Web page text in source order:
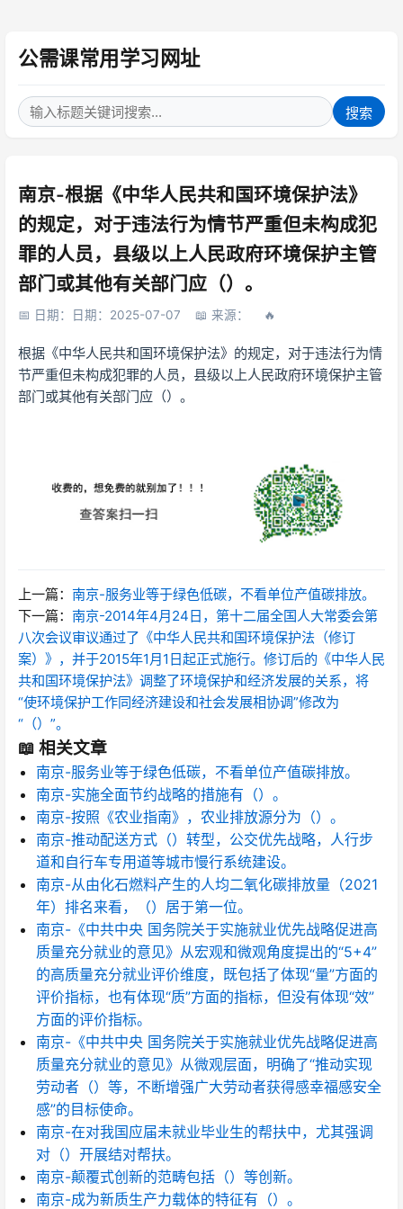
公需课常用学习网址
搜索
南京-根据《中华人民共和国环境保护法》
的规定，对于违法行为情节严重但未构成犯
罪的人员，县级以上人民政府环境保护主管
部门或其他有关部门应（）。
日期：日期：2025-07-07 来源：
根据《中华人民共和国环境保护法》的规定，对于违法行为情
节严重但未构成犯罪的人员，县级以上人民政府环境保护主管
部门或其他有关部门应（）。
上一篇： 南京-服务业等于绿色低碳，不看单位产值碳排放。
下一篇： 南京-2014年4月24日，第十二届全国人大常委会第
八次会议审议通过了《中华人民共和国环境保护法（修订
案）》，并于2015年1月1日起正式施行。修订后的《中华人民
共和国环境保护法》调整了环境保护和经济发展的关系，将
“使环境保护工作同经济建设和社会发展相协调”修改为
“（）”。
📖 相关文章
南京-服务业等于绿色低碳，不看单位产值碳排放。
南京-实施全面节约战略的措施有（）。
南京-按照《农业指南》，农业排放源分为（）。
南京-推动配送方式（）转型，公交优先战略，人行步
道和自行车专用道等城市慢行系统建设。
南京-从由化石燃料产生的人均二氧化碳排放量（2021
年）排名来看，（）居于第一位。
南京-《中共中央 国务院关于实施就业优先战略促进高
质量充分就业的意见》从宏观和微观角度提出的“5+4”
的高质量充分就业评价维度，既包括了体现“量”方面的
评价指标，也有体现“质”方面的指标，但没有体现“效”
方面的评价指标。
南京-《中共中央 国务院关于实施就业优先战略促进高
质量充分就业的意见》从微观层面，明确了“推动实现
劳动者（）等，不断增强广大劳动者获得感幸福感安全
感”的目标使命。
南京-在对我国应届未就业毕业生的帮扶中，尤其强调
对（）开展结对帮扶。
南京-颠覆式创新的范畴包括（）等创新。
南京-成为新质生产力载体的特征有（）。